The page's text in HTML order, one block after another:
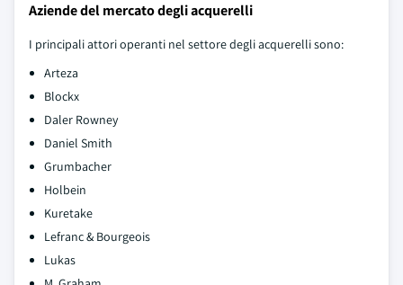
Aziende del mercato degli acquerelli
I principali attori operanti nel settore degli acquerelli sono:
Arteza
Blockx
Daler Rowney
Daniel Smith
Grumbacher
Holbein
Kuretake
Lefranc & Bourgeois
Lukas